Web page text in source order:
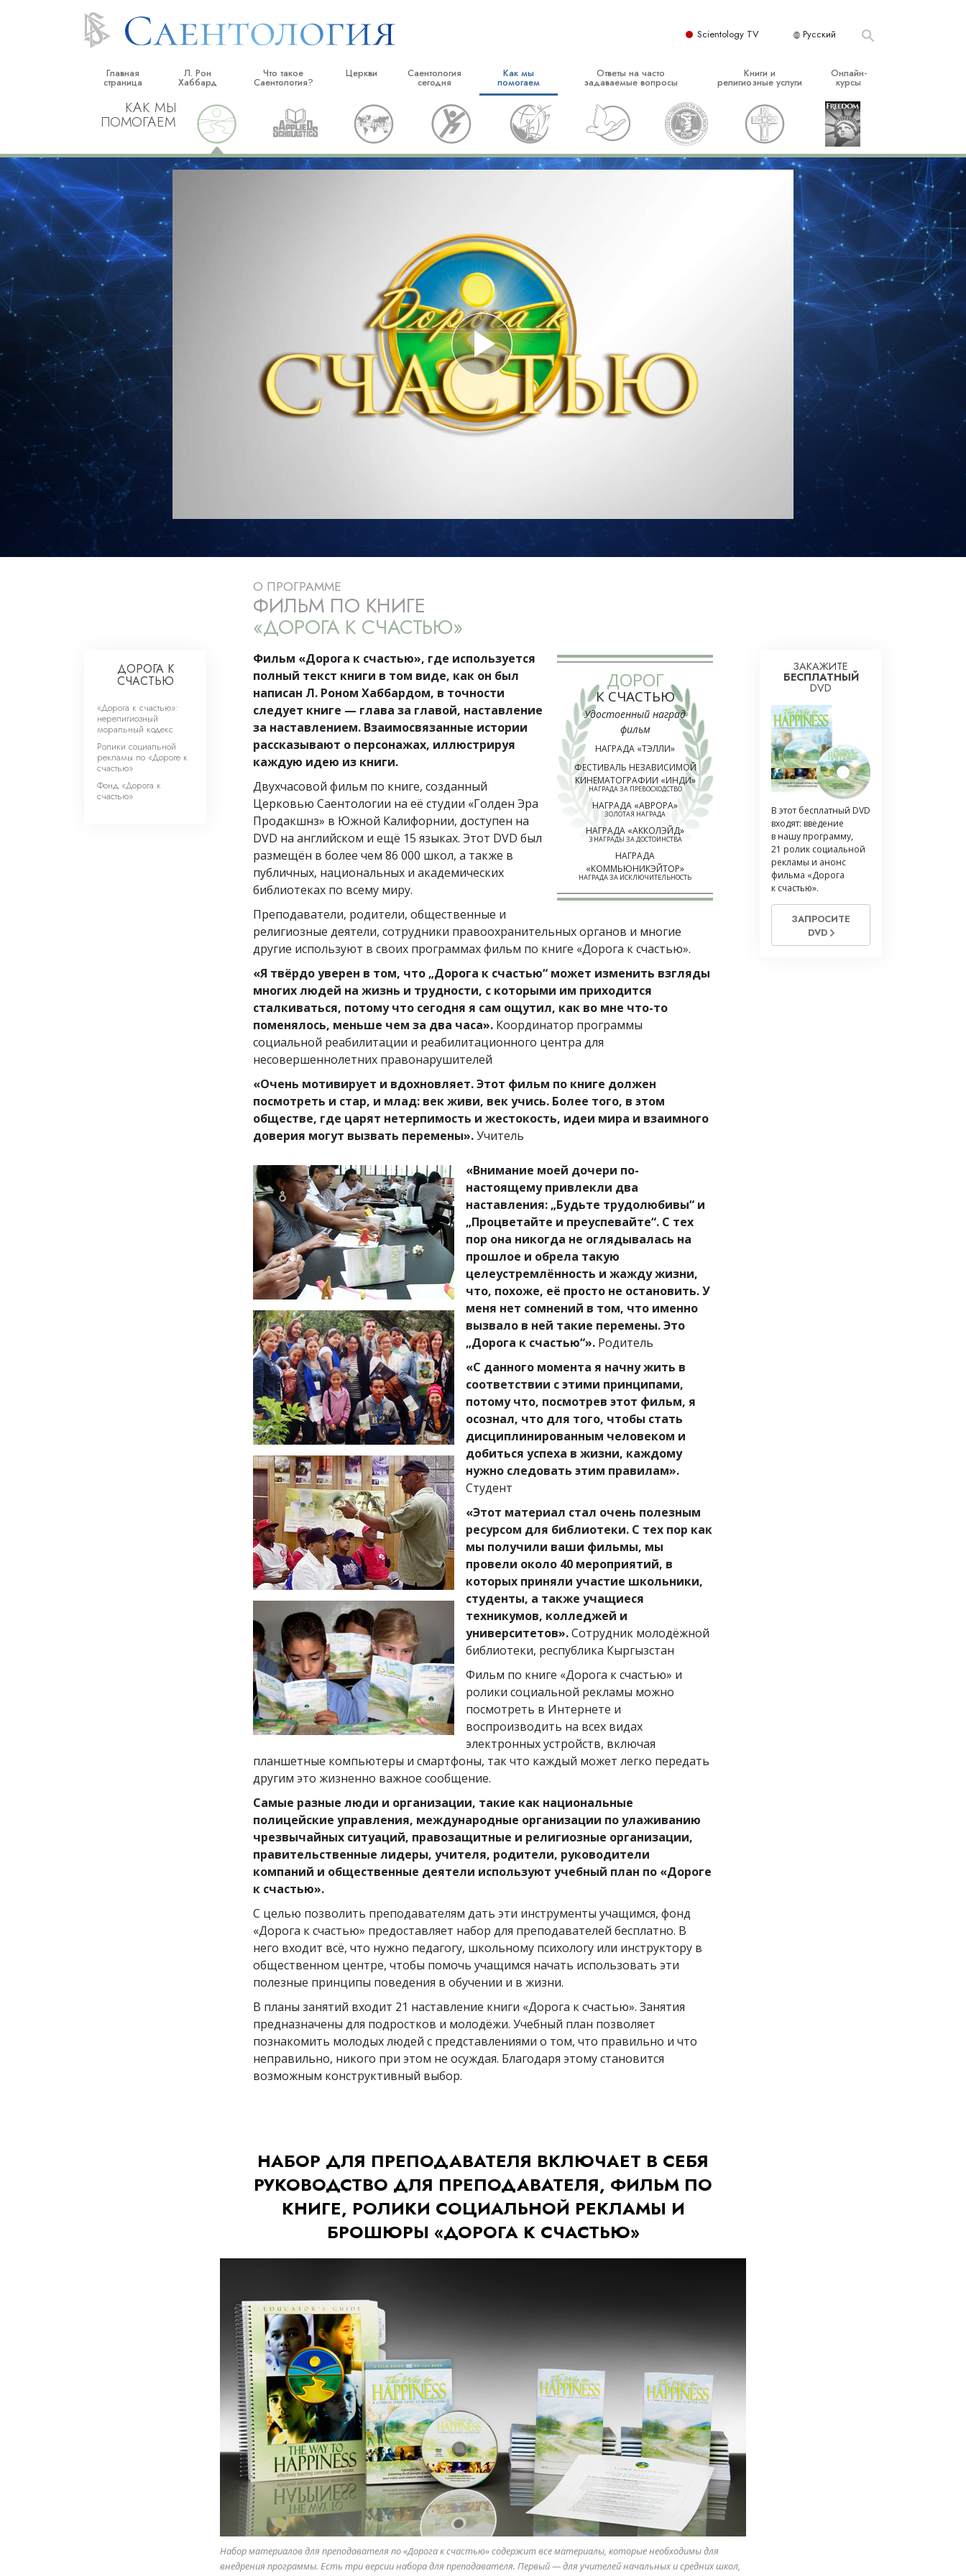
Scientology TV Русский
Главная
страница
Л. Рон
Хаббард
Что такое
Саентология?
Верования и практики
Саентологические принципы и
кодексы
Церкви
Найти церковь
Идеальные саентологические
церкви
Распространение Саентологии по
Саентология
сегодня
Торжественные открытия
Саентологические праздники
Дэвид Мицкевич, духовный лидер
Как мы
помогаем
Дорога к счастью
Прикладное Образование
Криминон
Объединяйтесь за права человека
Гражданская комиссия по правам
человека
Cаентологические добровольные
cвященники
Ответы на часто
задаваемые вопросы
Истоки и основные принципы
Внутри церкви
Саентология: её организация
Книги и
религиозные услуги
Начальные книги
Аудиокниги
Вводные лекции
Онлайн-
курсы
Как разрешать конфликты
Динамики существования
Компоненты понимания
Помощь при болезнях и травмах
Целостность и честность
Шкала эмоциональных тонов
Решение проблемы наркотиков
Инструменты для использования
Основы организации
Основы связей с общественностью
Задачи и цели
КАК МЫ
ПОМОГАЕМ
О ПРОГРАММЕ
ФИЛЬМ ПО КНИГЕ
«ДОРОГА К СЧАСТЬЮ»
ДОРОГ
К СЧАСТЬЮ
Удостоенный наград
фильм
НАГРАДА «ТЭЛЛИ»
ФЕСТИВАЛЬ НЕЗАВИСИМОЙ
КИНЕМАТОГРАФИИ «ИНДИ»
НАГРАДА ЗА ПРЕВОСХОДСТВО
НАГРАДА «АВРОРА»
ЗОЛОТАЯ НАГРАДА
НАГРАДА «АККОЛЭЙД»
3 НАГРАДЫ ЗА ДОСТОИНСТВА
НАГРАДА
«КОММЬЮНИКЭЙТОР»
НАГРАДА ЗА ИСКЛЮЧИТЕЛЬНОСТЬ
Фильм «Дорога к счастью», где используется
полный текст книги в том виде, как он был
написан Л. Роном Хаббардом, в точности
следует книге — глава за главой, наставление
за наставлением. Взаимосвязанные истории
рассказывают о персонажах, иллюстрируя
каждую идею из книги.
Двухчасовой фильм по книге, созданный
Церковью Саентологии на её студии «Голден Эра
Продакшнз» в Южной Калифорнии, доступен на
DVD на английском и ещё 15 языках. Этот DVD был
размещён в более чем 86 000 школ, а также в
публичных, национальных и академических
библиотеках по всему миру.
Преподаватели, родители, общественные и
религиозные деятели, сотрудники правоохранительных органов и многие
другие используют в своих программах фильм по книге «Дорога к счастью».
«Я твёрдо уверен в том, что „Дорога к счастью“ может изменить взгляды
многих людей на жизнь и трудности, с которыми им приходится
сталкиваться, потому что сегодня я сам ощутил, как во мне что-то
поменялось, меньше чем за два часа». Координатор программы
социальной реабилитации и реабилитационного центра для
несовершеннолетних правонарушителей
«Очень мотивирует и вдохновляет. Этот фильм по книге должен
посмотреть и стар, и млад: век живи, век учись. Более того, в этом
обществе, где царят нетерпимость и жестокость, идеи мира и взаимного
доверия могут вызвать перемены».Учитель
«Внимание моей дочери по-
настоящему привлекли два
наставления: „Будьте трудолюбивы“ и
„Процветайте и преуспевайте“. С тех
пор она никогда не оглядывалась на
прошлое и обрела такую
целеустремлённость и жажду жизни,
что, похоже, её просто не остановить. У
меня нет сомнений в том, что именно
вызвало в ней такие перемены. Это
„Дорога к счастью“». Родитель
«С данного момента я начну жить в
соответствии с этими принципами,
потому что, посмотрев этот фильм, я
осознал, что для того, чтобы стать
дисциплинированным человеком и
добиться успеха в жизни, каждому
нужно следовать этим правилам».
Студент
«Этот материал стал очень полезным
ресурсом для библиотеки. С тех пор как
мы получили ваши фильмы, мы
провели около 40 мероприятий, в
которых приняли участие школьники,
студенты, а также учащиеся
техникумов, колледжей и
университетов».Сотрудник молодёжной
библиотеки, республика Кыргызстан
Фильм по книге «Дорога к счастью» и
ролики социальной рекламы можно
посмотреть в Интернете и
воспроизводить на всех видах
электронных устройств, включая
планшетные компьютеры и смартфоны, так что каждый может легко передать
другим это жизненно важное сообщение.
Самые разные люди и организации, такие как национальные
полицейские управления, международные организации по улаживанию
чрезвычайных ситуаций, правозащитные и религиозные организации,
правительственные лидеры, учителя, родители, руководители
компаний и общественные деятели используют учебный план по «Дороге
к счастью».
С целью позволить преподавателям дать эти инструменты учащимся, фонд
«Дорога к счастью» предоставляет набор для преподавателей бесплатно. В
него входит всё, что нужно педагогу, школьному психологу или инструктору в
общественном центре, чтобы помочь учащимся начать использовать эти
полезные принципы поведения в обучении и в жизни.
В планы занятий входит 21 наставление книги «Дорога к счастью». Занятия
предназначены для подростков и молодёжи. Учебный план позволяет
познакомить молодых людей с представлениями о том, что правильно и что
неправильно, никого при этом не осуждая. Благодаря этому становится
возможным конструктивный выбор.
НАБОР ДЛЯ ПРЕПОДАВАТЕЛЯ ВКЛЮЧАЕТ В СЕБЯ
РУКОВОДСТВО ДЛЯ ПРЕПОДАВАТЕЛЯ, ФИЛЬМ ПО
КНИГЕ, РОЛИКИ СОЦИАЛЬНОЙ РЕКЛАМЫ И
БРОШЮРЫ «ДОРОГА К СЧАСТЬЮ»
Набор материалов для преподавателя по «Дорога к счастью» содержит все материалы, которые необходимы для
внедрения программы. Есть три версии набора для преподавателя. Первый — для учителей начальных и средних школ,
ДОРОГА К
СЧАСТЬЮ
«Дорога к счастью»:
нерелигиозный
моральный кодекс
Ролики социальной
рекламы по «Дороге к
счастью»
Фонд «Дорога к
счастью»
ЗАКАЖИТЕ
БЕСПЛАТНЫЙ
DVD
В этот бесплатный DVD
входят: введение
в нашу программу,
21 ролик социальной
рекламы и анонс
фильма «Дорога
к счастью».
ЗАПРОСИТЕ
DVD